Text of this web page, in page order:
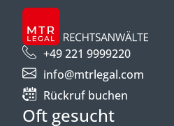
+49 221 9999220
info@mtrlegal.com
Rückruf buchen
Oft gesucht